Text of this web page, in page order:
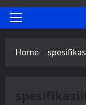
Primary
Home